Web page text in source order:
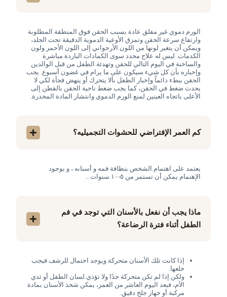
الورم دموي غير مقلق عادة بسبب الحقن فوق المنطقة المطلوبة
وارتفاع سرعة الحقن وتمزق الأوعية الدموية الدقيقة تحت الجلد،
ويمكن أن يتغير لونها من اللون الأرجواني إلى اللون الأحمر ولون
الكدمات. ليس له علاج محدد سوى الكمادات الباردة مباشرة
والساخنة في اليوم التالي للحقن وتهدئة الطفل من قبل الوالدين
وإخباره بأن كل شيء سيكون على ما يرام في غضون أسبوع. يجب
الحقن ببطء دائماً وإخبار الطفل بألا يتحرك أو ينهض فجأة لكي لا
يحدث ضغط في الحقن، كما يجب ضغط ناحية الحقن بالقطن إلى
الأعلى باتجاه العينين لمنع الورم الدموي وانتشار المادة المخدرة.
كم العمر الإفتراضي للحشوات التجميليه؟
يعتمد على اهتمام الشخص بنظافة فمه و أسنانه ، و بوجود
الإهتمام يمكن أن تستمر من ٥-١٠ سنوات ..
ماذا يجب أن نفعل بالأسنان التي توجد في فم
الطفل أثناء فترة الرضاعة؟
إذا كانت تلك الأسنان متحركة ويوجد احتمال للرشف فيجب
خلعها.
ولكن إذا لم تكن متحركة جدًا ولا تؤذي لسان الطفل أو ثدي
الأم، فبعد اليوم العاشر من العمر، يمكن شحذ الأسنان بمادة
مركبة أو جهاز جلخ دقيق.